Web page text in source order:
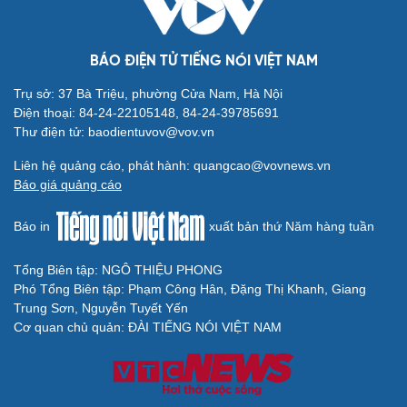
Thời tiết hôm nay 9/8: Bắc Bộ nắng nóng, chiều
tối có mưa dông
Diễn biến mới nhất về áp thấp nhiệt đới trên biển Đông
Áp thấp nhiệt đới trên Biển Đông ít khả năng mạnh lên
thành bão
Thời tiết hôm nay 8/8: Hà Nội nắng 35 độ, Bắc Trung Bộ